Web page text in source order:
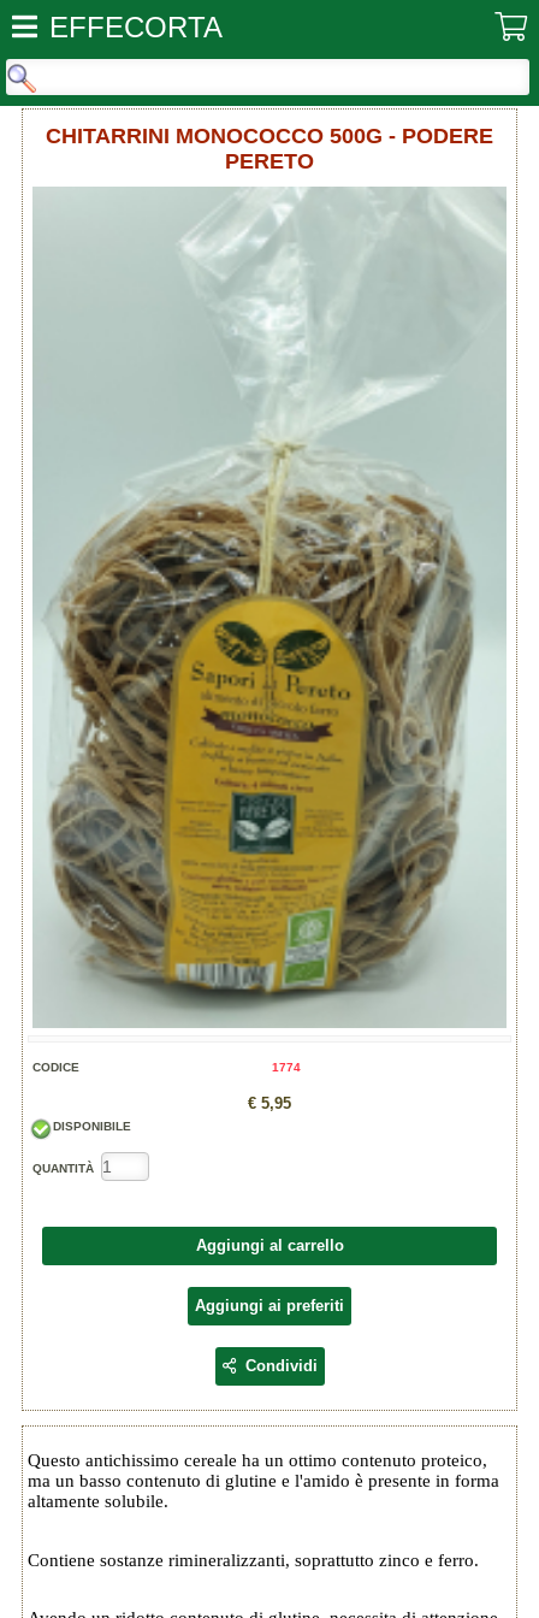
EFFECORTA
CHITARRINI MONOCOCCO 500G - PODERE
PERETO
CODICE 1774
€ 5,95
DISPONIBILE
QUANTITÀ
Aggiungi al carrello
Aggiungi ai preferiti
Condividi
Questo antichissimo cereale ha un ottimo contenuto proteico,
ma un basso contenuto di glutine e l'amido è presente in forma
altamente solubile.
Contiene sostanze rimineralizzanti, soprattutto zinco e ferro.